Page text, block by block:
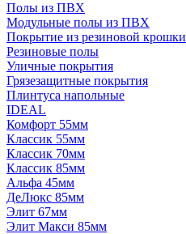
Полы из ПВХ
Модульные полы из ПВХ
Покрытие из резиновой крошки
Резиновые полы
Уличные покрытия
Грязезащитные покрытия
Плинтуса напольные
IDEAL
Комфорт 55мм
Классик 55мм
Классик 70мм
Классик 85мм
Альфа 45мм
ДеЛюкс 85мм
Элит 67мм
Элит Макси 85мм